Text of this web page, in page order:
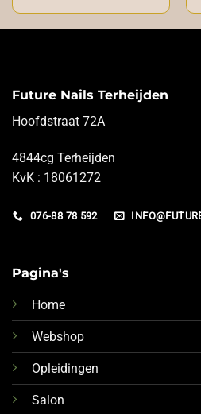
Future Nails Terheijden
Hoofdstraat 72A
4844cg Terheijden
KvK : 18061272
076-88 78 592
Pagina's
Home
Webshop
Opleidingen
Salon